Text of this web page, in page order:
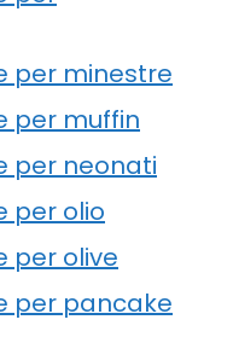
per minestre
per muffin
per neonati
per olio
per olive
per pancake